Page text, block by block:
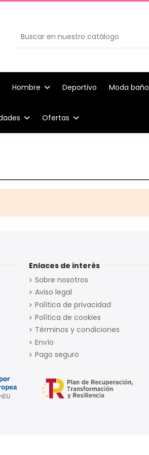
Hombre Deportivo Moda baño
Ofertas
Enlaces de interés
Sobre nosotros
Aviso legal
Política de privacidad
Política de cookies
Términos y condiciones
Envío
Pago seguro